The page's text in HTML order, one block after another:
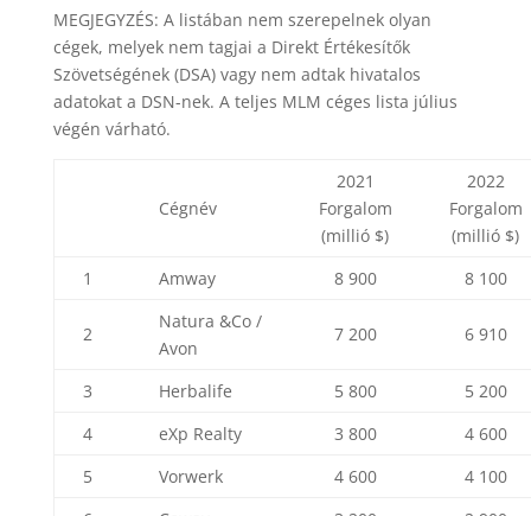
MEGJEGYZÉS: A listában nem szerepelnek olyan
cégek, melyek nem tagjai a Direkt Értékesítők
Szövetségének (DSA) vagy nem adtak hivatalos
adatokat a DSN-nek. A teljes MLM céges lista július
végén várható.
Cégnév
2021
Forgalom
(millió $)
2022
Forgalom
(millió $)
1
Amway 8 900 8 100
2
Natura &Co /
Avon
7 200 6 910
3 Herbalife 5 800
5 200
4
eXp Realty 3 800
4 600
5
Vorwerk 4 600
4 100